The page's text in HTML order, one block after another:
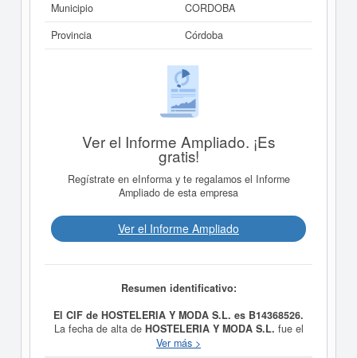
Municipio
CORDOBA
Provincia
Córdoba
Ver el Informe Ampliado. ¡Es
gratis!
Regístrate en eInforma y te regalamos el Informe
Ampliado de esta empresa
Ver el Informe Ampliado
Resumen identificativo:
El CIF de HOSTELERIA Y MODA S.L. es B14368526.
La fecha de alta de HOSTELERIA Y MODA S.L. fue el
día 02/11/1993, constituyendo su meta como COMPRA
Ver más >